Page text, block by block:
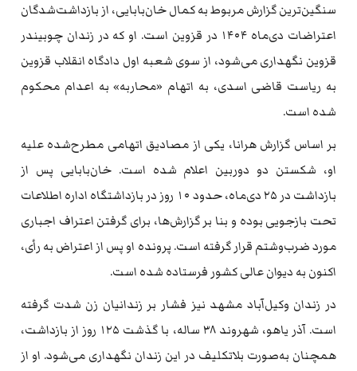
سنگین‌ترین گزارش مربوط به کمال خان‌بابایی، از بازداشت‌شدگان
اعتراضات دی‌ماه ۱۴۰۴ در قزوین است. او که در زندان چوبیندر
قزوین نگهداری می‌شود، از سوی شعبه اول دادگاه انقلاب قزوین
به ریاست قاضی اسدی، به اتهام «محاربه» به اعدام محکوم
شده است.
بر اساس گزارش هرانا، یکی از مصادیق اتهامی مطرح‌شده علیه
او، شکستن دو دوربین اعلام شده است. خان‌بابایی پس از
بازداشت در ۲۵ دی‌ماه، حدود ۱۰ روز در بازداشتگاه اداره اطلاعات
تحت بازجویی بوده و بنا بر گزارش‌ها، برای گرفتن اعتراف اجباری
مورد ضرب‌وشتم قرار گرفته است. پرونده او پس از اعتراض به رأی،
اکنون به دیوان عالی کشور فرستاده شده است.
در زندان وکیل‌آباد مشهد نیز فشار بر زندانیان زن شدت گرفته
است. آذر یاهو، شهروند ۳۸ ساله، با گذشت ۱۲۵ روز از بازداشت،
همچنان به‌صورت بلاتکلیف در این زندان نگهداری می‌شود. او از